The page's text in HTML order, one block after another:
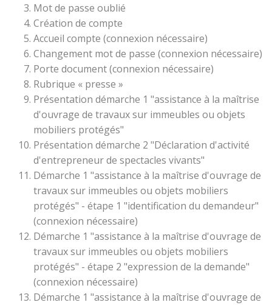
Mot de passe oublié
Création de compte
Accueil compte (connexion nécessaire)
Changement mot de passe (connexion nécessaire)
Porte document (connexion nécessaire)
Rubrique « presse »
Présentation démarche 1 "assistance à la maîtrise
d'ouvrage de travaux sur immeubles ou objets
mobiliers protégés"
Présentation démarche 2 "Déclaration d'activité
d'entrepreneur de spectacles vivants"
Démarche 1 "assistance à la maîtrise d'ouvrage de
travaux sur immeubles ou objets mobiliers
protégés" - étape 1 "identification du demandeur"
(connexion nécessaire)
Démarche 1 "assistance à la maîtrise d'ouvrage de
travaux sur immeubles ou objets mobiliers
protégés" - étape 2 "expression de la demande"
(connexion nécessaire)
Démarche 1 "assistance à la maîtrise d'ouvrage de